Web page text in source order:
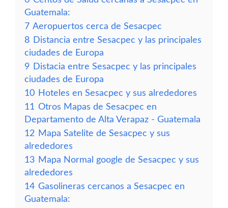
Guatemala:
7 Aeropuertos cerca de Sesacpec
8 Distancia entre Sesacpec y las principales
ciudades de Europa
9 Distacia entre Sesacpec y las principales
ciudades de Europa
10 Hoteles en Sesacpec y sus alrededores
11 Otros Mapas de Sesacpec en
Departamento de Alta Verapaz - Guatemala
12 Mapa Satelite de Sesacpec y sus
alrededores
13 Mapa Normal google de Sesacpec y sus
alrededores
14 Gasolineras cercanos a Sesacpec en
Guatemala: